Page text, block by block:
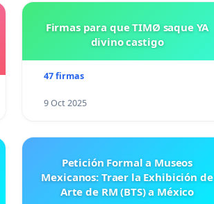
Firmas para que TIMØ saque YA
divino castigo
47 firmas
9 Oct 2025
Petición Formal a Museos
Mexicanos: Traer la Exhibición de
Arte de RM (BTS) a México